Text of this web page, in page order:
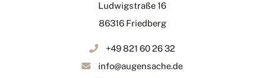
Ludwigstraße 16
86316 Friedberg
+49 821 60 26 32
info@augensache.de